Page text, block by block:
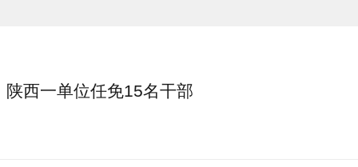
陕西一单位任免15名干部